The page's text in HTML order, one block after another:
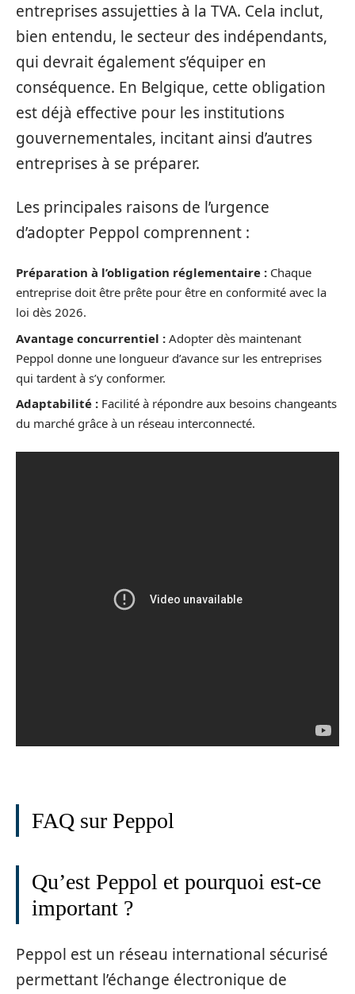
entreprises assujetties à la TVA. Cela inclut,
bien entendu, le secteur des indépendants,
qui devrait également s’équiper en
conséquence. En Belgique, cette obligation
est déjà effective pour les institutions
gouvernementales, incitant ainsi d’autres
entreprises à se préparer.
Les principales raisons de l’urgence
d’adopter Peppol comprennent :
Préparation à l’obligation réglementaire : Chaque
entreprise doit être prête pour être en conformité avec la
loi dès 2026.
Avantage concurrentiel : Adopter dès maintenant
Peppol donne une longueur d’avance sur les entreprises
qui tardent à s’y conformer.
Adaptabilité : Facilité à répondre aux besoins changeants
du marché grâce à un réseau interconnecté.
FAQ sur Peppol
Qu’est Peppol et pourquoi est-ce
important ?
Peppol est un réseau international sécurisé
permettant l’échange électronique de